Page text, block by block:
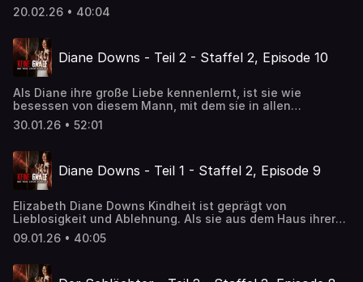
Medizin studieren. Doch in ihm schlummert eine
außergewöhnliche Obsession, die nach dem Tod seiner
gelangen.
20.02.26 • 40:04
Diane Downs - Teil 2 - Staffel 2, Episode 10
Als Diane ihre große Liebe kennenlernt, ist sie wie
besessen von diesem Mann, mit dem sie in allen
Lebenslagen Höhen und Tiefen erlebt, doch den
verheirateten Nick zieht es immer wieder zurück zu seiner
Möglichkeit, um Nick für immer an sich zu binden.
30.01.26 • 52:01
Diane Downs - Teil 1 - Staffel 2, Episode 9
Elizabeth Diane Downs Kindheit ist geprägt von
Lieblosigkeit und Ablehnung. Als sie aus dem Haus ihrer
Eltern ausbricht, um ihr eigenes Leben zu beginnen, ist sie
auf der Suche nach bedingungsloser Liebe und in ihren
09.01.26 • 40:05